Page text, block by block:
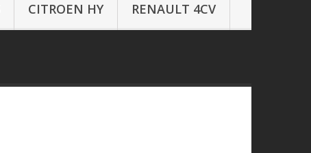
CITROEN HY RENAULT 4CV